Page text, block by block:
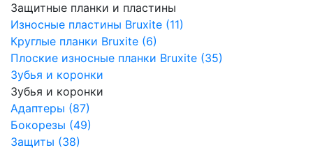
Защитные планки и пластины
Износные пластины Bruxite (11)
Круглые планки Bruxite (6)
Плоские износные планки Bruxite (35)
Зубья и коронки
Зубья и коронки
Адаптеры (87)
Бокорезы (49)
Защиты (38)